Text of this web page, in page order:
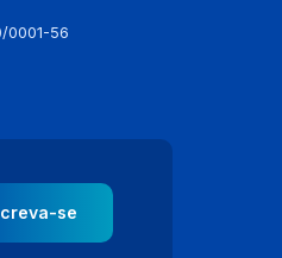
0001-56
se